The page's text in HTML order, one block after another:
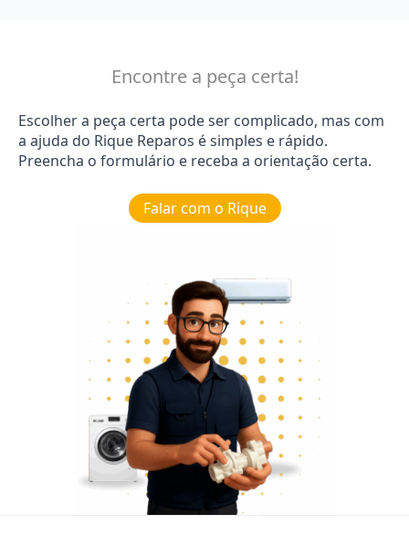
Encontre a peça certa!
Escolher a peça certa pode ser complicado, mas com
a ajuda do Rique Reparos é simples e rápido.
Preencha o formulário e receba a orientação certa.
Falar com o Rique